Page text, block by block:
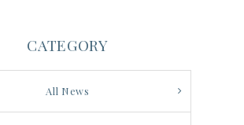
CATEGORY
All News